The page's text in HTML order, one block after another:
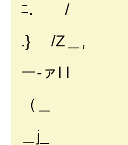
ﾆ. /
.} /Z＿,
ー‐ァl l
（＿
＿j_